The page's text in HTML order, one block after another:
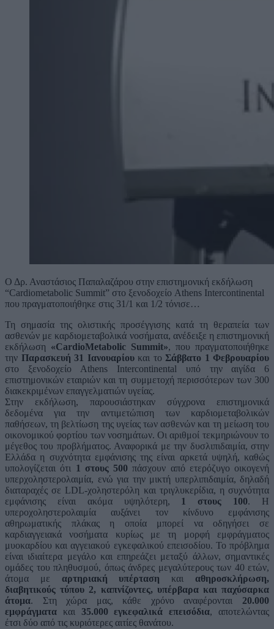
Ο Δρ. Αναστάσιος Παπαλαζάρου στην επιστημονική εκδήλωση
“Cardiometabolic Summit” στο ξενοδοχείο Athens Intercontinental
που πραγματοποιήθηκε στις 31/1 και 1/2 τόνισε…
Τη σημασία της ολιστικής προσέγγισης κατά τη θεραπεία των
ασθενών με καρδιομεταβολικά νοσήματα, ανέδειξε η επιστημονική
εκδήλωση «CardioMetabolic Summit», που πραγματοποιήθηκε
την Παρασκευή 31 Ιανουαρίουκαι το Σάββατο 1 Φεβρουαρίου
στο ξενοδοχείο Athens Intercontinental υπό την αιγίδα 6
επιστημονικών εταιριών και τη συμμετοχή περισσότερων των 300
διακεκριμένων επαγγελματιών υγείας.
Στην εκδήλωση, παρουσιάστηκαν σύγχρονα επιστημονικά
δεδομένα για την αντιμετώπιση των καρδιομεταβολικών
παθήσεων, τη βελτίωση της υγείας των ασθενών και τη μείωση του
οικονομικού φορτίου των νοσημάτων. Οι αριθμοί τεκμηριώνουν το
μέγεθος του προβλήματος. Αναφορικά με την δυσλιπιδαιμία, στην
Ελλάδα η συχνότητα εμφάνισης της είναι αρκετά υψηλή, καθώς
υπολογίζεται ότι 1 στους 500 πάσχουν από ετερόζυγο οικογενή
υπερχοληστερολαιμία, ενώ για την μικτή υπερλιπιδαιμία, δηλαδή
διαταραχές σε LDL-χοληστερόλη και τριγλυκερίδια, η συχνότητα
εμφάνισης είναι ακόμα υψηλότερη, 1 στους 100. Η
υπεροχοληστερολαιμία αυξάνει τον κίνδυνο εμφάνισης
αθηρωματικής πλάκας η οποία μπορεί να οδηγήσει σε
καρδιαγγειακά νοσήματα κυρίως με τη μορφή εμφράγματος
μυοκαρδίου και αγγειακού εγκεφαλικού επεισοδίου. Το πρόβλημα
είναι ιδιαίτερα μεγάλο και επηρεάζει μεταξύ άλλων, σημαντικές
ομάδες του πληθυσμού, όπως άνδρες μεγαλύτερους των 40 ετών,
άτομα με αρτηριακή υπέρταση και αθηροσκλήρωση,
διαβητικούς τύπου 2, καπνίζοντες, υπέρβαρα και παχύσαρκα
άτομα. Στη χώρα μας, κάθε χρόνο αναφέρονται 20.000
εμφράγματα και 35.000 εγκεφαλικά επεισόδια, αποτελώντας
έτσι δύο από τις κυριότερες αιτίες θανάτου.